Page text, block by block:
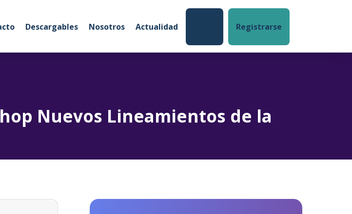
Descargables Nosotros Actualidad Registrarse
Nuevos Lineamientos de la